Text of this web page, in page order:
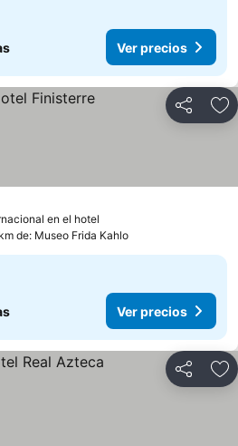
Ver precios
Compartir
en el hotel
de: Museo Frida Kahlo
Ver precios
Compartir